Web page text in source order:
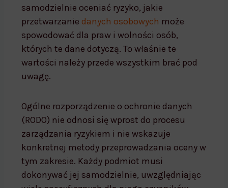
samodzielnie oceniać ryzyko, jakie
przetwarzanie danych osobowych może
spowodować dla praw i wolności osób,
których te dane dotyczą. To właśnie te
wartości należy przede wszystkim brać pod
uwagę.
Ogólne rozporządzenie o ochronie danych
(RODO) nie odnosi się wprost do procesu
zarządzania ryzykiem i nie wskazuje
konkretnej metody przeprowadzania oceny w
tym zakresie. Każdy podmiot musi
dokonywać jej samodzielnie, uwzględniając